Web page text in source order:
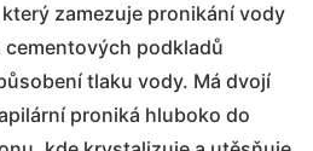
zamezuje pronikání vody
podkladů
tlaku vody. Má dvojí
proniká hluboko do